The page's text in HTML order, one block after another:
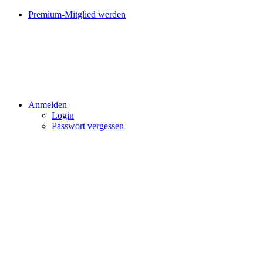
Premium-Mitglied werden
Anmelden
Login
Passwort vergessen